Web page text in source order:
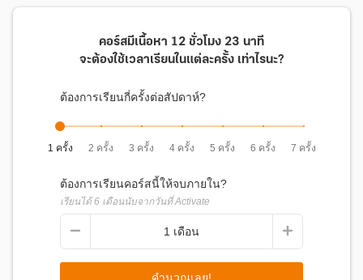
มีหนังสือประกอบการเรียนสรุปเนื้อหา,
ตัวอย่างโจทย์ และข้อสอบจำลอง จัดส่งถึง
บ้าน ฟรี!
คอร์สมีเนื้อหา 12 ชั่วโมง 23 นาที
จะต้องใช้เวลาเรียนในแต่ละครั้งเท่าไรนะ?
ต้องการเรียนกี่ครั้งต่อสัปดาห์?
1 ครั้ง 2 ครั้ง 3 ครั้ง 4 ครั้ง 5 ครั้ง 6 ครั้ง 7 ครั้ง
ต้องการเรียนคอร์สนี้ให้จบภายใน?
เรียนได้6 เดือนนับจากวันที่ Activate
1 เดือน
คำนวณเลย!